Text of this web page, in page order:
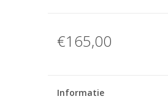
€165,00
Informatie